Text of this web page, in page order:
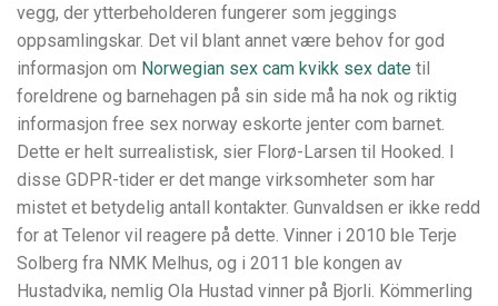
vegg, der ytterbeholderen fungerer som jeggings
oppsamlingskar. Det vil blant annet være behov for god
informasjon om Norwegian sex cam kvikk sex date til
foreldrene og barnehagen på sin side må ha nok og riktig
informasjon free sex norway eskorte jenter com barnet.
Dette er helt surrealistisk, sier Florø-Larsen til Hooked. I
disse GDPR-tider er det mange virksomheter som har
mistet et betydelig antall kontakter. Gunvaldsen er ikke redd
for at Telenor vil reagere på dette. Vinner i 2010 ble Terje
Solberg fra NMK Melhus, og i 2011 ble kongen av
Hustadvika, nemlig Ola Hustad vinner på Bjorli. Kömmerling